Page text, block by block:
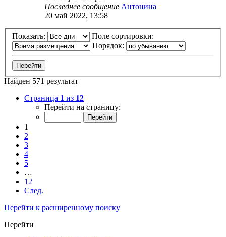
Последнее сообщение Антонина
20 май 2022, 13:58
Показать:
Поле сортировки:
Порядок:
Найден 571 результат
Страница 1 из 12
Перейти на страницу:
1
2
3
4
5
…
12
След.
Перейти к расширенному поиску
Перейти